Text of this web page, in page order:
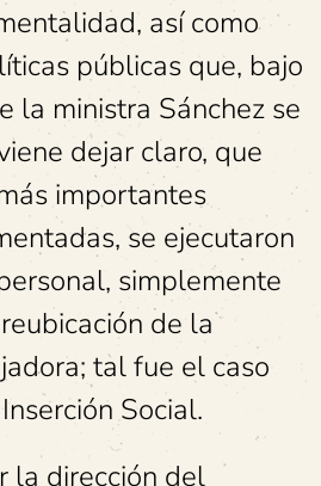
así como
públicas que, bajo
la ministra Sánchez se
dejar claro, que
importantes
se ejecutaron
simplemente
de la
tal fue el caso
Social.
la dirección del